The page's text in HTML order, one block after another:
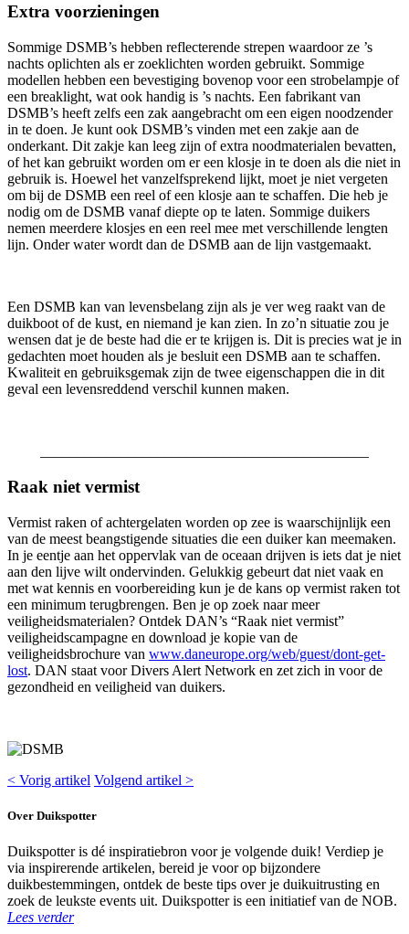
Extra voorzieningen
Sommige DSMB’s hebben reflecterende strepen waardoor ze ’s
nachts oplichten als er zoeklichten worden gebruikt. Sommige
modellen hebben een bevestiging bovenop voor een strobelampje of
een breaklight, wat ook handig is ’s nachts. Een fabrikant van
DSMB’s heeft zelfs een zak aangebracht om een eigen noodzender
in te doen. Je kunt ook DSMB’s vinden met een zakje aan de
onderkant. Dit zakje kan leeg zijn of extra noodmaterialen bevatten,
of het kan gebruikt worden om er een klosje in te doen als die niet in
gebruik is. Hoewel het vanzelfsprekend lijkt, moet je niet vergeten
om bij de DSMB een reel of een klosje aan te schaffen. Die heb je
nodig om de DSMB vanaf diepte op te laten. Sommige duikers
nemen meerdere klosjes en een reel mee met verschillende lengten
lijn. Onder water wordt dan de DSMB aan de lijn vastgemaakt.
Een DSMB kan van levensbelang zijn als je ver weg raakt van de
duikboot of de kust, en niemand je kan zien. In zo’n situatie zou je
wensen dat je de beste had die er te krijgen is. Dit is precies wat je in
gedachten moet houden als je besluit een DSMB aan te schaffen.
Kwaliteit en gebruiksgemak zijn de twee eigenschappen die in dit
geval een levensreddend verschil kunnen maken.
Raak niet vermist
Vermist raken of achtergelaten worden op zee is waarschijnlijk een
van de meest beangstigende situaties die een duiker kan meemaken.
In je eentje aan het oppervlak van de oceaan drijven is iets dat je niet
aan den lijve wilt ondervinden. Gelukkig gebeurt dat niet vaak en
met wat kennis en voorbereiding kun je de kans op vermist raken tot
een minimum terugbrengen. Ben je op zoek naar meer
veiligheidsmaterialen? Ontdek DAN’s “Raak niet vermist”
veiligheidscampagne en download je kopie van de
veiligheidsbrochure van www.daneurope.org/web/guest/dont-get-
lost. DAN staat voor Divers Alert Network en zet zich in voor de
gezondheid en veiligheid van duikers.
< Vorig artikel Volgend artikel >
Over Duikspotter
Duikspotter is dé inspiratiebron voor je volgende duik! Verdiep je
via inspirerende artikelen, bereid je voor op bijzondere
duikbestemmingen, ontdek de beste tips over je duikuitrusting en
zoek de leukste events uit. Duikspotter is een initiatief van de NOB.
Lees verder